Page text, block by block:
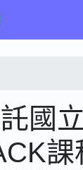
國
課